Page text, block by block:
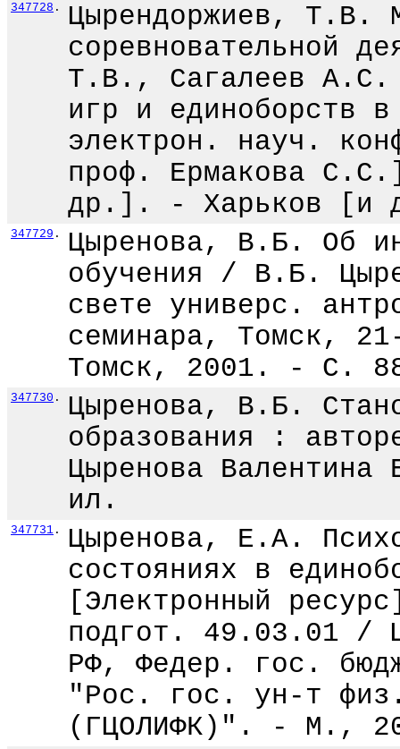
347728 .
Цырендоржиев, Т.В.
соревновательной
Т.В., Сагалеев А.С.
игр и единоборств
электрон. науч.
проф. Ермакова
др.]. - Харьков [и
347729 .
Цыренова, В.Б. Об
обучения / В.Б.
свете универс.
семинара, Томск,
Томск, 2001. - С.
347730 .
Цыренова, В.Б.
образования :
Цыренова
ил.
347731 .
Цыренова, Е.А.
состояниях в
[Электронный
подгот. 49.03.01 /
РФ, Федер. гос.
"Рос. гос. ун-т физ.
(ГЦОЛИФК)". - М.,